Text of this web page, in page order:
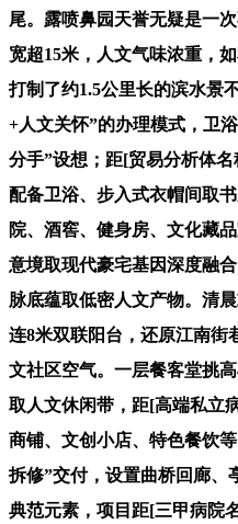
尾。露喷鼻园天誉无疑是一
宽超15米，人文气味浓重，
打制了约1.5公里长的滨水景
+人文关怀”的办理模式，卫
分手”设想；距[贸易分析体
配备卫浴、步入式衣帽间取
院、酒窖、健身房、文化藏
意境取现代豪宅基因深度融
脉底蕴取低密人文产物。清
连8米双联阳台，还原江南街
文社区空气。一层餐客堂挑
取人文休闲带，距[高端私立
商铺、文创小店、特色餐饮
拆修”交付，设置曲桥回廊、
典范元素，项目距[三甲病院